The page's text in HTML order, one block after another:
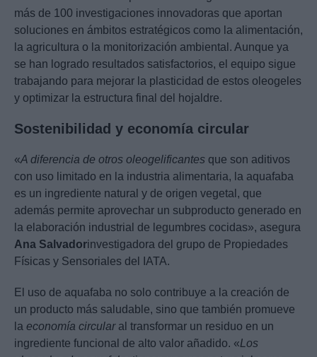
más de 100 investigaciones innovadoras que aportan
soluciones en ámbitos estratégicos como la alimentación,
la agricultura o la monitorización ambiental. Aunque ya
se han logrado resultados satisfactorios, el equipo sigue
trabajando para mejorar la plasticidad de estos oleogeles
y optimizar la estructura final del hojaldre.
Sostenibilidad y economía circular
«A diferencia de otros oleogelificantes que son aditivos
con uso limitado en la industria alimentaria, la aquafaba
es un ingrediente natural y de origen vegetal, que
además permite aprovechar un subproducto generado en
la elaboración industrial de legumbres cocidas», asegura
Ana Salvadorinvestigadora del grupo de Propiedades
Físicas y Sensoriales del IATA.
El uso de aquafaba no solo contribuye a la creación de
un producto más saludable, sino que también promueve
la economía circularal transformar un residuo en un
ingrediente funcional de alto valor añadido. «Los